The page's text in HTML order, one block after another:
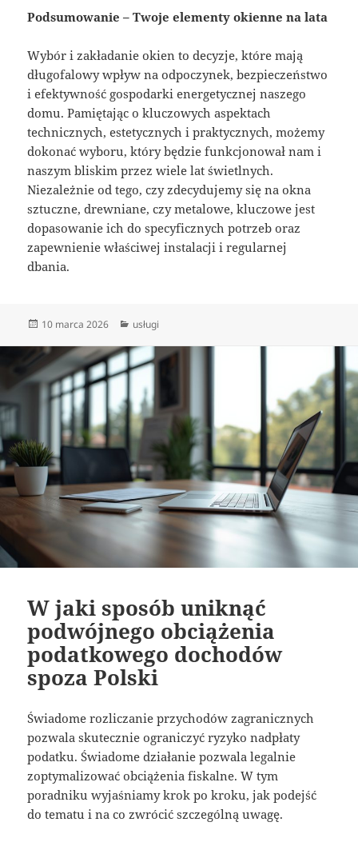
Podsumowanie – Twoje elementy okienne na lata
Wybór i zakładanie okien to decyzje, które mają
długofalowy wpływ na odpoczynek, bezpieczeństwo
i efektywność gospodarki energetycznej naszego
domu. Pamiętając o kluczowych aspektach
technicznych, estetycznych i praktycznych, możemy
dokonać wyboru, który będzie funkcjonował nam i
naszym bliskim przez wiele lat świetlnych.
Niezależnie od tego, czy zdecydujemy się na okna
sztuczne, drewniane, czy metalowe, kluczowe jest
dopasowanie ich do specyficznych potrzeb oraz
zapewnienie właściwej instalacji i regularnej
dbania.
Data
10 marca 2026 Kategorie
usługi
W jaki sposób uniknąć
podwójnego obciążenia
podatkowego dochodów
spoza Polski
Świadome rozliczanie przychodów zagranicznych
pozwala skutecznie ograniczyć ryzyko nadpłaty
podatku. Świadome działanie pozwala legalnie
zoptymalizować obciążenia fiskalne. W tym
poradniku wyjaśniamy krok po kroku, jak podejść
do tematu i na co zwrócić szczególną uwagę.